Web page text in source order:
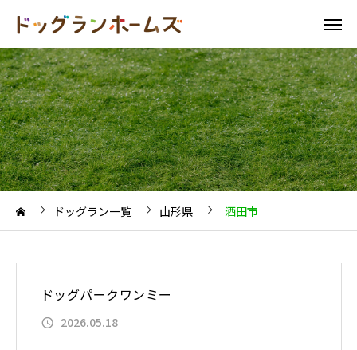
ドッグラン一覧 山形県 酒田市
ドッグパークワンミー
2026.05.18